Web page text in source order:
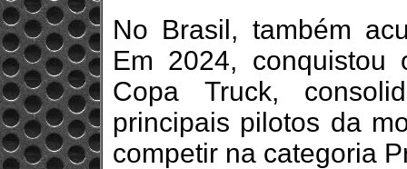
No Brasil, também
Em 2024,
Copa Truck,
principais pilotos da
competir na categoria